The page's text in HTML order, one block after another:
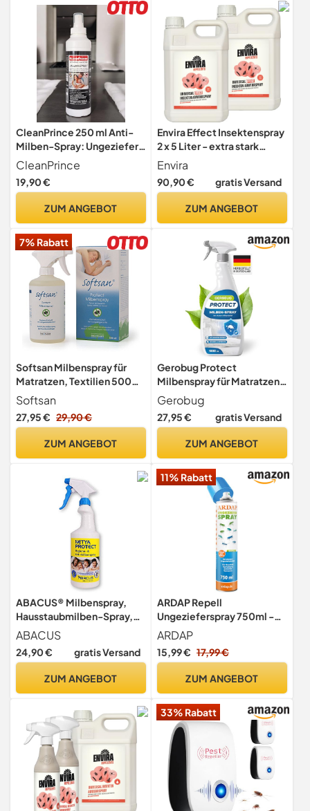
Hausstaubmilben
Bettwanzen Parasiten
CleanPrince 250 ml Anti-
Milben-Spray: Ungeziefer
Bett Milbenspray Anti
Milben Milbenex Entferner
Matratzen Reiniger Hygiene
Milbenmittel Allergiker
CleanPrince
19,90 €
ZUM ANGEBOT
Envira Effect Insektenspray
2 x 5 Liter - extra stark
gegen Silberfische
Envira
90,90 € gratis Versand
ZUM ANGEBOT
7% Rabatt
Softsan Milbenspray für
Matratzen, Textilien 500ml
für Hausstaub-Allergiker
Softsan
27,95 € 29,90 €
ZUM ANGEBOT
Gerobug Protect
Milbenspray für Matratzen
1000 ml -
Hausstaubmilben-Spray -
Milbenschutz -
gegen Milben - Anti
Matratzen, Polster -
Effektive Milbenabwehr
Gerobug
27,95 € gratis Versand
ZUM ANGEBOT
ABACUS® Milbenspray,
Hausstaubmilben-Spray,
Matratzenspray, Milben-
Mittel, Anti Milben-Spray,
Hygienespray, Textilspray,
Milbenschutz –
ABACUS
24,90 € gratis Versand
ZUM ANGEBOT
11% Rabatt
ARDAP Repell
Ungezieferspray 750ml -
Insektenspray bei akutem
Ungezieferbefall -
Abwehrend bei
Insektenspray Wohnung -
schnell & effektiv (PT19)
ARDAP
15,99 € 17,99 €
ZUM ANGEBOT
33% Rabatt